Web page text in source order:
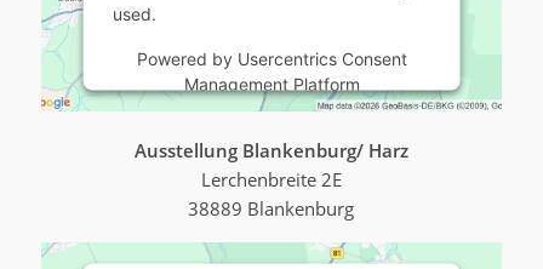
used.
Powered by Usercentrics Consent
Management Platform
Ausstellung Blankenburg/ Harz
Lerchenbreite 2E
38889 Blankenburg